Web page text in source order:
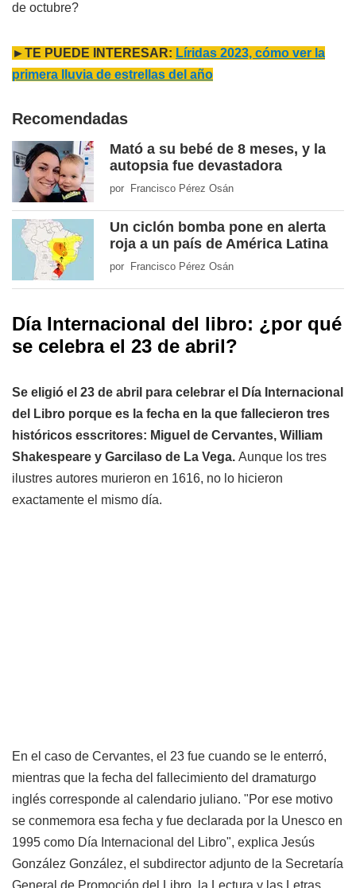
de octubre?
►TE PUEDE INTERESAR: Líridas 2023, cómo ver la
primera lluvia de estrellas del año
Recomendadas
Mató a su bebé de 8 meses, y la
autopsia fue devastadora
por Francisco Pérez Osán
Un ciclón bomba pone en alerta
roja a un país de América Latina
por Francisco Pérez Osán
Día Internacional del libro: ¿por qué
se celebra el 23 de abril?
Se eligió el 23 de abril para celebrar el Día Internacional
del Libro porque es la fecha en la que fallecieron tres
históricos esscritores: Miguel de Cervantes, William
Shakespeare y Garcilaso de La Vega. Aunque los tres
ilustres autores murieron en 1616, no lo hicieron
exactamente el mismo día.
En el caso de Cervantes, el 23 fue cuando se le enterró,
mientras que la fecha del fallecimiento del dramaturgo
inglés corresponde al calendario juliano. "Por ese motivo
se conmemora esa fecha y fue declarada por la Unesco en
1995 como Día Internacional del Libro", explica Jesús
González González, el subdirector adjunto de la Secretaría